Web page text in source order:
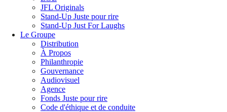
JFL Originals
Stand-Up Juste pour rire
Stand-Up Just For Laughs
Le Groupe
Distribution
À Propos
Philanthropie
Gouvernance
Audiovisuel
Agence
Fonds Juste pour rire
Code d'éthique et de conduite